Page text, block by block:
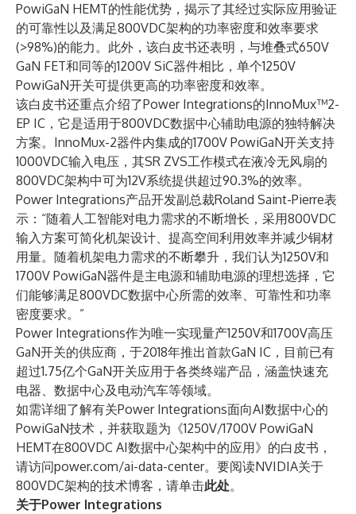
PowiGaN HEMT的性能优势，揭示了其经过实际应用验证
的可靠性以及满足800VDC架构的功率密度和效率要求
(>98%)的能力。此外，该白皮书还表明，与堆叠式650V
GaN FET和同等的1200V SiC器件相比，单个1250V
PowiGaN开关可提供更高的功率密度和效率。
该白皮书还重点介绍了Power Integrations的InnoMux™2-
EP IC，它是适用于800VDC数据中心辅助电源的独特解决
方案。InnoMux-2器件内集成的1700V PowiGaN开关支持
1000VDC输入电压，其SR ZVS工作模式在液冷无风扇的
800VDC架构中可为12V系统提供超过90.3%的效率。
Power Integrations产品开发副总裁Roland Saint-Pierre表
示：“随着人工智能对电力需求的不断增长，采用800VDC
输入方案可简化机架设计、提高空间利用效率并减少铜材
用量。随着机架电力需求的不断攀升，我们认为1250V和
1700V PowiGaN器件是主电源和辅助电源的理想选择，它
们能够满足800VDC数据中心所需的效率、可靠性和功率
密度要求。”
Power Integrations作为唯一实现量产1250V和1700V高压
GaN开关的供应商，于2018年推出首款GaN IC，目前已有
超过1.75亿个GaN开关应用于各类终端产品，涵盖快速充
电器、数据中心及电动汽车等领域。
如需详细了解有关Power Integrations面向AI数据中心的
PowiGaN技术，并获取题为《1250V/1700V PowiGaN
HEMT在800VDC AI数据中心架构中的应用》的白皮书，
请访问power.com/ai-data-center。要阅读NVIDIA关于
800VDC架构的技术博客，请单击此处。
关于Power Integrations